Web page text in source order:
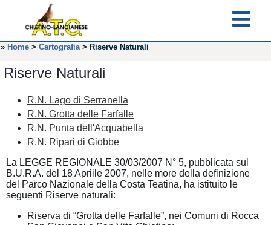
» Home > Cartografia> Riserve Naturali
Riserve Naturali
R.N. Lago di Serranella
R.N. Grotta delle Farfalle
R.N. Punta dell'Acquabella
R.N. Ripari di Giobbe
La LEGGE REGIONALE 30/03/2007 N° 5, pubblicata sul
B.U.R.A. del 18 Apriile 2007, nelle more della definizione
del Parco Nazionale della Costa Teatina, ha istituito le
seguenti Riserve naturali:
Riserva di “Grotta delle Farfalle”, nei Comuni di Rocca